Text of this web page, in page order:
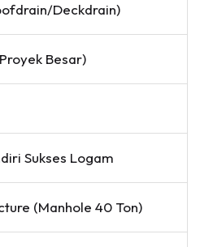
Deckdrain)
Besar)
Sukses Logam
(Manhole 40 Ton)